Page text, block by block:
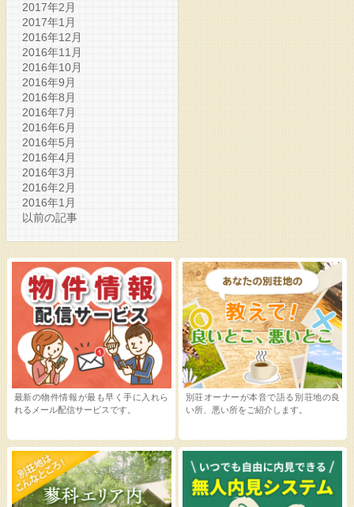
2017年2月
2017年1月
2016年12月
2016年11月
2016年10月
2016年9月
2016年8月
2016年7月
2016年6月
2016年5月
2016年4月
2016年3月
2016年2月
2016年1月
以前の記事
最新の物件情報が最も早く手に入れら
れるメール配信サービスです。
別荘オーナーが本音で語る別荘地の良
い所、悪い所をご紹介します。